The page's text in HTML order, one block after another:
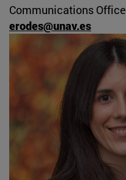
Communications Office
erodes@unav.es